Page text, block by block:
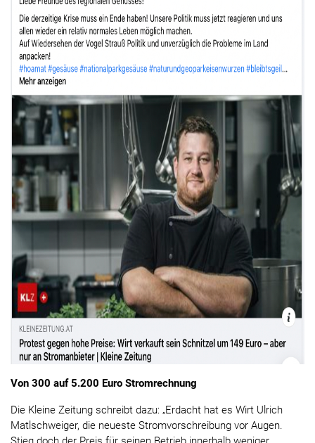
Von 300 auf 5.200 Euro Stromrechnung
Die Kleine Zeitung schreibt dazu: „Erdacht hat es Wirt Ulrich
Matlschweiger, die neueste Stromvorschreibung vor Augen.